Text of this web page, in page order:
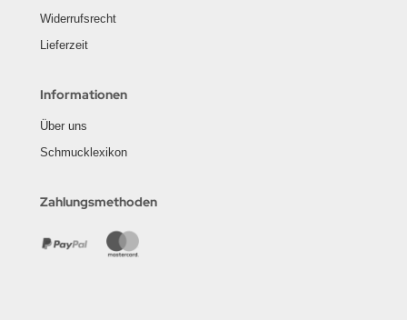
Widerrufsrecht
Lieferzeit
Informationen
Über uns
Schmucklexikon
Zahlungsmethoden